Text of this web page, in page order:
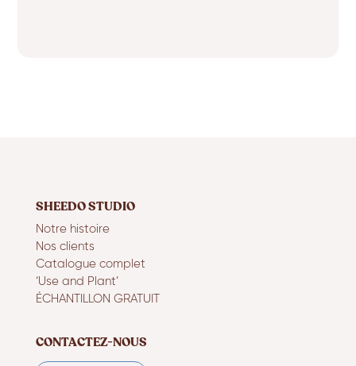
SHEEDO STUDIO
Notre histoire
Nos clients
Catalogue complet
‘Use and Plant’
ÉCHANTILLON GRATUIT
CONTACTEZ-NOUS